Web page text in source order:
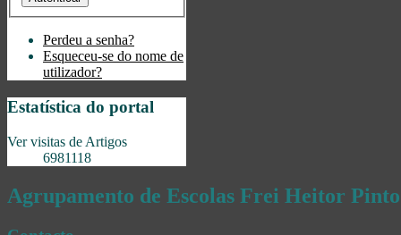
Perdeu a senha?
Esqueceu-se do nome de
utilizador?
Estatística do portal
Ver visitas de Artigos
6981118
Agrupamento de Escolas Frei Heitor Pinto